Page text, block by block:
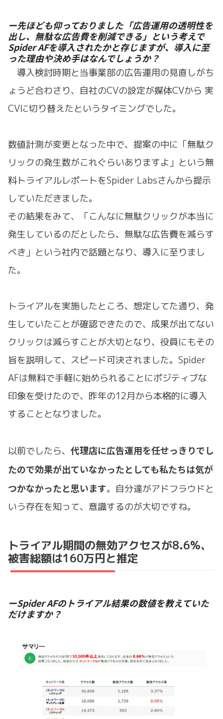
ー先ほども仰っておりました「広告運用の透明性を
出し、無駄な広告費を削減できる」という考えで
Spider AFを導入されたかと存じますが、導入に至
った理由や決め手はなんでしょうか？
導入検討時期と当事業部の広告運用の見直しがち
ょうど合わさり、自社のCVの設定が媒体CVから 実
CVに切り替えたというタイミングでした。
数値計測が変更となった中で、提案の中に「無駄ク
リックの発生数がこれぐらいありますよ」という無
料トライアルレポートをSpider Labsさんから提示
していただきました。
その結果をみて、「こんなに無駄クリックが本当に
発生しているのだとしたら、無駄な広告費を減らす
べき」という社内で話題となり、導入に至りまし
た。
トライアルを実施したところ、想定してた通り、発
生していたことが確認できたので、成果が出てない
クリックは減らすことが大切となり、役員にもその
旨を説明して、スピード可決されました。Spider
AFは無料で手軽に始められることにポジティブな
印象を受けたので、昨年の12月から本格的に導入
することとなりました。
以前でしたら、 代理店に広告運用を任せっきりでし
たので効果が出ていなかったとしても私たちは気が
つかなかったと思います。自分達がアドフラウドと
いう存在を知って、意識するのが大切ですね。
トライアル期間の無効アクセスが8.6%、
被害総額は160万円と推定
ーSpider AFのトライアル結果の数値を教えていた
だけますか？